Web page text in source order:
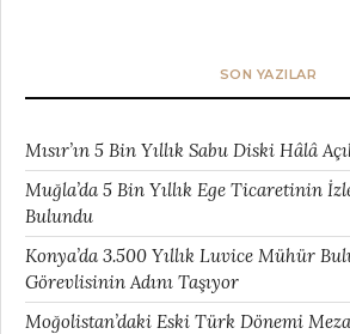
SON YAZILAR
Mısır’ın 5 Bin Yıllık Sabu Diski Hâlâ
Muğla’da 5 Bin Yıllık Ege Ticaretinin
Bulundu
Konya’da 3.500 Yıllık Luvice Mühür
Görevlisinin Adını Taşıyor
Moğolistan’daki Eski Türk Dönemi